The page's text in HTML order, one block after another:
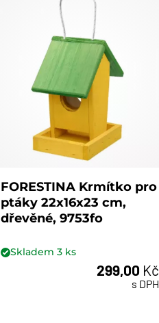
FORESTINA Krmítko pro
ptáky 22x16x23 cm,
dřevěné, 9753fo
Skladem3 ks
299,00 Kč
s DPH